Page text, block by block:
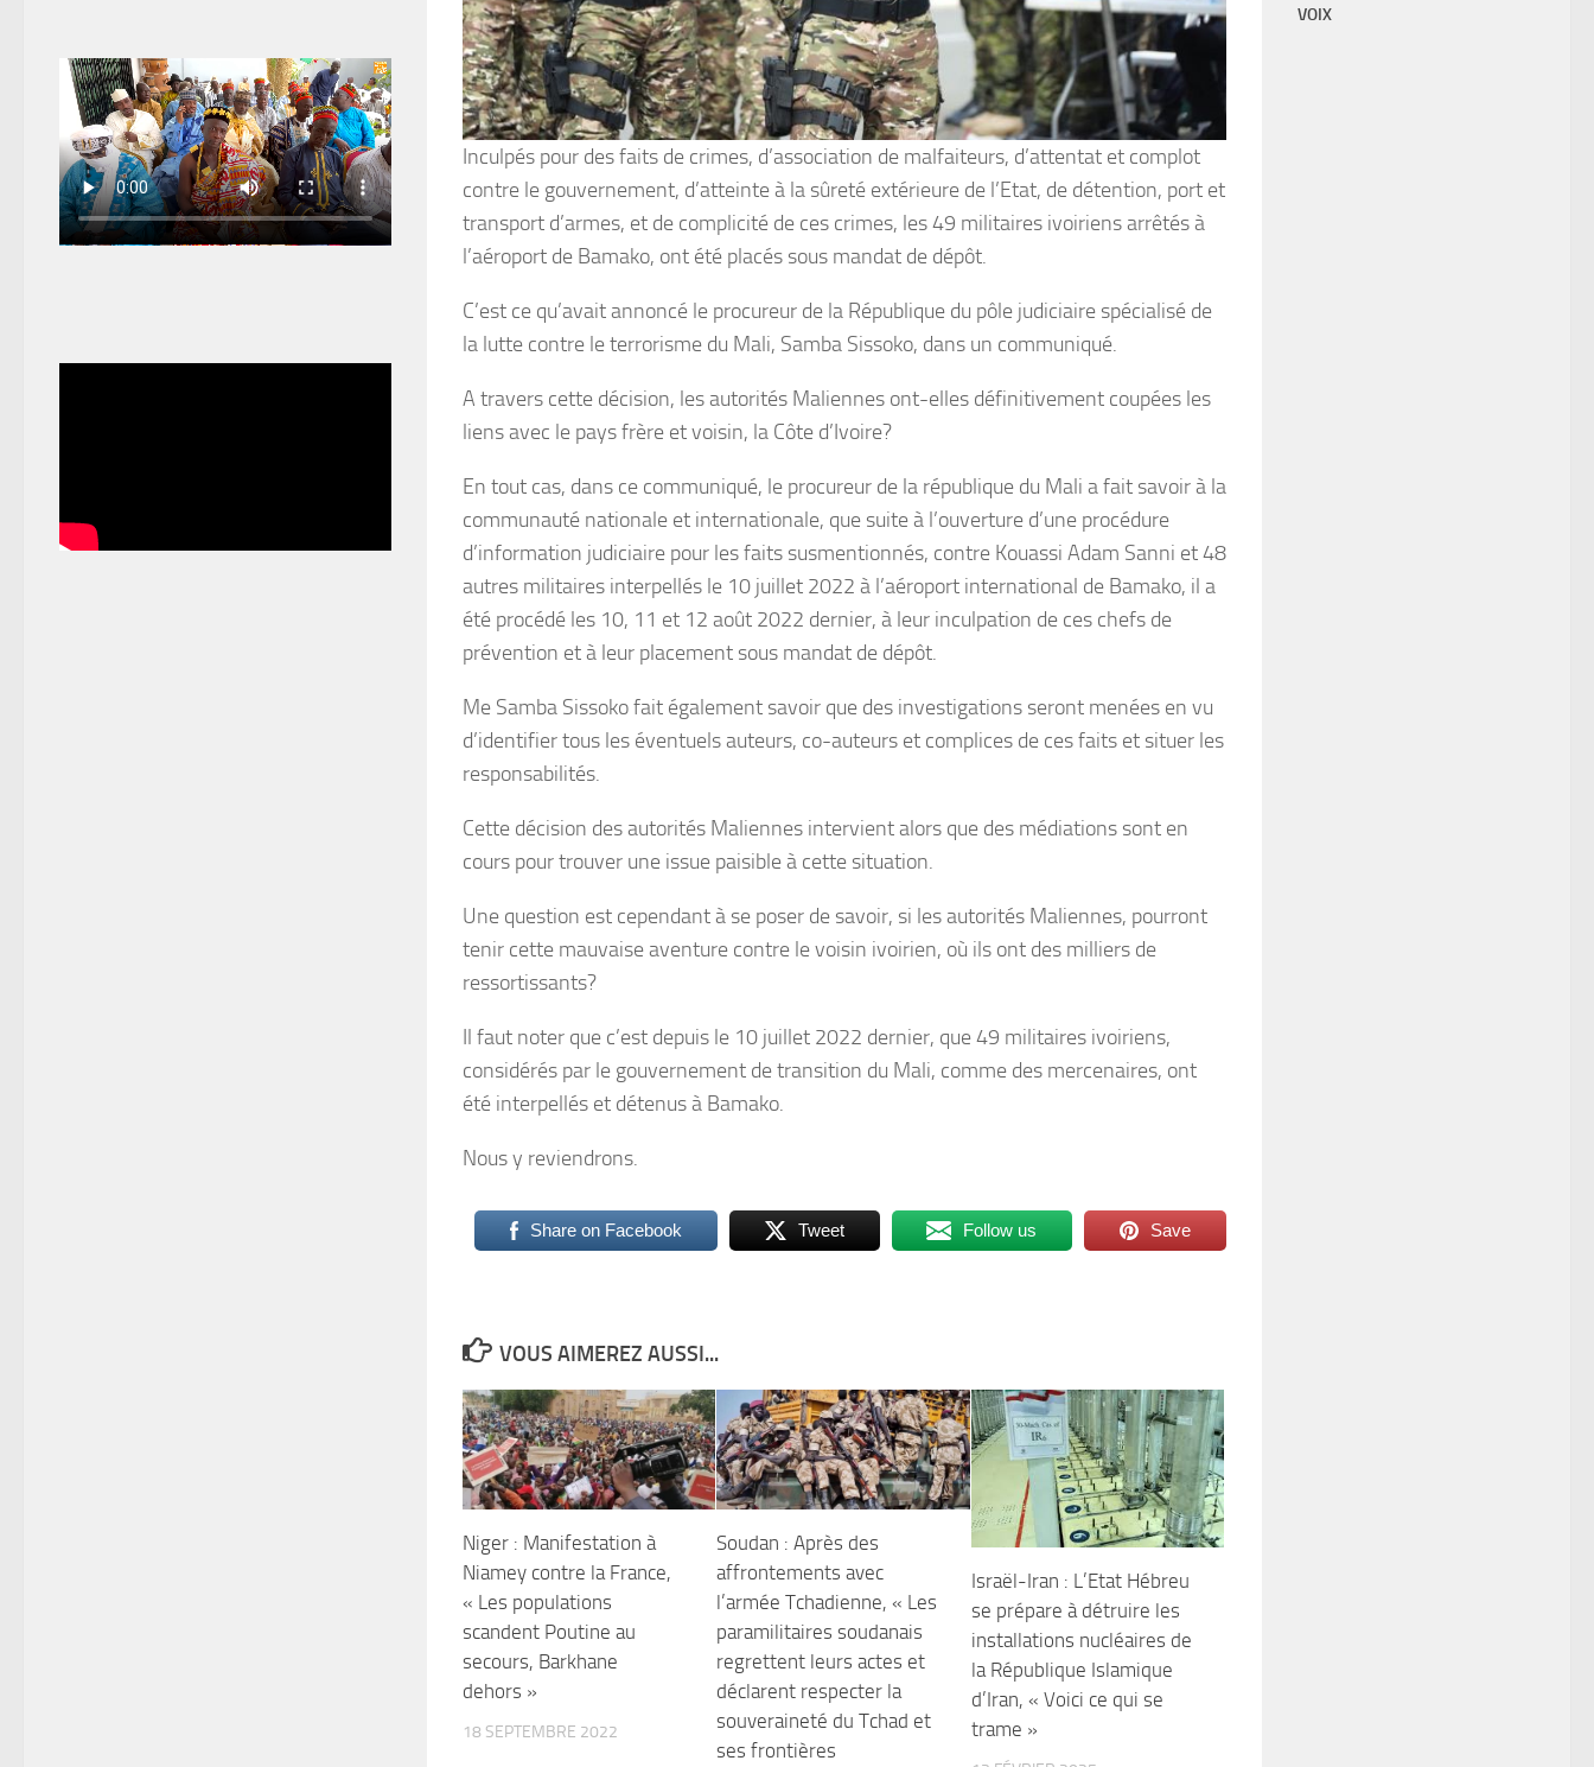
Inculpés pour des faits de crimes, d’association de malfaiteurs, d’attentat et complot
contre le gouvernement, d’atteinte à la sûreté extérieure de l’Etat, de détention, port et
transport d’armes, et de complicité de ces crimes, les 49 militaires ivoiriens arrêtés à
l’aéroport de Bamako, ont été placés sous mandat de dépôt.
C’est ce qu’avait annoncé le procureur de la République du pôle judiciaire spécialisé de
la lutte contre le terrorisme du Mali, Samba Sissoko, dans un communiqué.
A travers cette décision, les autorités Maliennes ont-elles définitivement coupées les
liens avec le pays frère et voisin, la Côte d’Ivoire?
En tout cas, dans ce communiqué, le procureur de la république du Mali a fait savoir à la
communauté nationale et internationale, que suite à l’ouverture d’une procédure
d’information judiciaire pour les faits susmentionnés, contre Kouassi Adam Sanni et 48
autres militaires interpellés le 10 juillet 2022 à l’aéroport international de Bamako, il a
été procédé les 10, 11 et 12 août 2022 dernier, à leur inculpation de ces chefs de
prévention et à leur placement sous mandat de dépôt.
Me Samba Sissoko fait également savoir que des investigations seront menées en vu
d’identifier tous les éventuels auteurs, co-auteurs et complices de ces faits et situer les
responsabilités.
Cette décision des autorités Maliennes intervient alors que des médiations sont en
cours pour trouver une issue paisible à cette situation.
Une question est cependant à se poser de savoir, si les autorités Maliennes, pourront
tenir cette mauvaise aventure contre le voisin ivoirien, où ils ont des milliers de
ressortissants?
Il faut noter que c’est depuis le 10 juillet 2022 dernier, que 49 militaires ivoiriens,
considérés par le gouvernement de transition du Mali, comme des mercenaires, ont
été interpellés et détenus à Bamako.
Nous y reviendrons.
Share on Facebook Tweet Follow us Save
VOUS AIMEREZ AUSSI...
Niger : Manifestation à
Niamey contre la France,
« Les populations
scandent Poutine au
secours, Barkhane
dehors »
18 SEPTEMBRE 2022
Soudan : Après des
affrontements avec
l’armée Tchadienne, « Les
paramilitaires soudanais
regrettent leurs actes et
déclarent respecter la
souveraineté du Tchad et
ses frontières
Israël-Iran : L’Etat Hébreu
se prépare à détruire les
installations nucléaires de
la République Islamique
d’Iran, « Voici ce qui se
trame »
VOIX